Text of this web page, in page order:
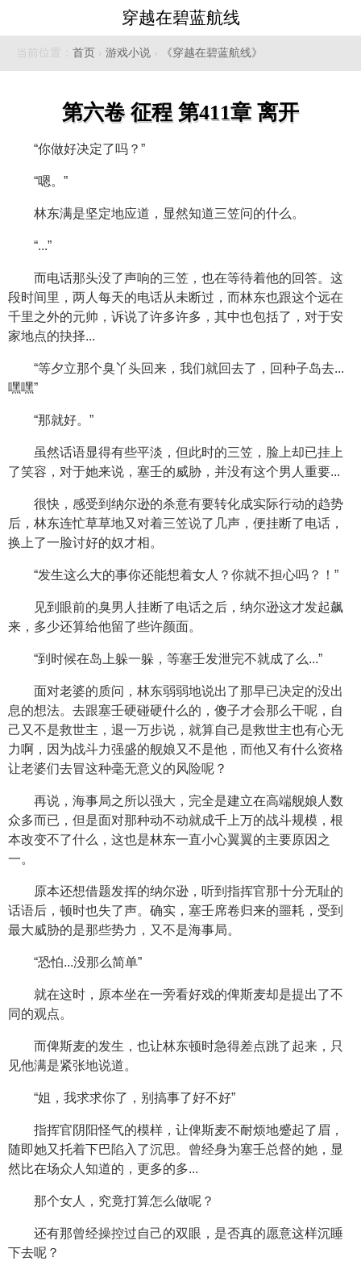
穿越在碧蓝航线
当前位置： 首页 › 游戏小说 › 《穿越在碧蓝航线》
第六卷 征程 第411章 离开
“你做好决定了吗？”
“嗯。”
林东满是坚定地应道，显然知道三笠问的什么。
“...”
而电话那头没了声响的三笠，也在等待着他的回答。这
段时间里，两人每天的电话从未断过，而林东也跟这个远在
千里之外的元帅，诉说了许多许多，其中也包括了，对于安
家地点的抉择...
“等夕立那个臭丫头回来，我们就回去了，回种子岛去...
嘿嘿”
“那就好。”
虽然话语显得有些平淡，但此时的三笠，脸上却已挂上
了笑容，对于她来说，塞壬的威胁，并没有这个男人重要...
很快，感受到纳尔逊的杀意有要转化成实际行动的趋势
后，林东连忙草草地又对着三笠说了几声，便挂断了电话，
换上了一脸讨好的奴才相。
“发生这么大的事你还能想着女人？你就不担心吗？！”
见到眼前的臭男人挂断了电话之后，纳尔逊这才发起飙
来，多少还算给他留了些许颜面。
“到时候在岛上躲一躲，等塞壬发泄完不就成了么...”
面对老婆的质问，林东弱弱地说出了那早已决定的没出
息的想法。去跟塞壬硬碰硬什么的，傻子才会那么干呢，自
己又不是救世主，退一万步说，就算自己是救世主也有心无
力啊，因为战斗力强盛的舰娘又不是他，而他又有什么资格
让老婆们去冒这种毫无意义的风险呢？
再说，海事局之所以强大，完全是建立在高端舰娘人数
众多而已，但是面对那种动不动就成千上万的战斗规模，根
本改变不了什么，这也是林东一直小心翼翼的主要原因之
一。
原本还想借题发挥的纳尔逊，听到指挥官那十分无耻的
话语后，顿时也失了声。确实，塞壬席卷归来的噩耗，受到
最大威胁的是那些势力，又不是海事局。
“恐怕...没那么简单”
就在这时，原本坐在一旁看好戏的俾斯麦却是提出了不
同的观点。
而俾斯麦的发生，也让林东顿时急得差点跳了起来，只
见他满是紧张地说道。
“姐，我求求你了，别搞事了好不好”
指挥官阴阳怪气的模样，让俾斯麦不耐烦地蹙起了眉，
随即她又托着下巴陷入了沉思。曾经身为塞壬总督的她，显
然比在场众人知道的，更多的多...
那个女人，究竟打算怎么做呢？
还有那曾经操控过自己的双眼，是否真的愿意这样沉睡
下去呢？